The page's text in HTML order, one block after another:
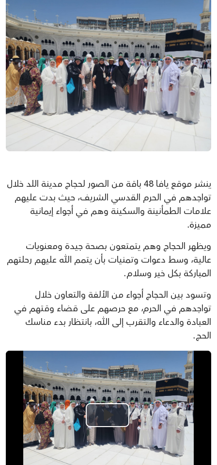
ينشر موقع يافا 48 باقة من الصور لحجاج مدينة اللد خلال
تواجدهم في الحرم القدسي الشريف، حيث بدت عليهم
علامات الطمأنينة والسكينة وهم في أجواء إيمانية
مميزة.
ويظهر الحجاج وهم يتمتعون بصحة جيدة ومعنويات
عالية، وسط دعوات وتمنيات بأن يتمم الله عليهم رحلتهم
المباركة بكل خير وسلام.
وتسود بين الحجاج أجواء من الألفة والتعاون خلال
تواجدهم في الحرم، مع حرصهم على قضاء وقتهم في
العبادة والدعاء والتقرب إلى الله، بانتظار بدء مناسك
الحج.
Play
Video